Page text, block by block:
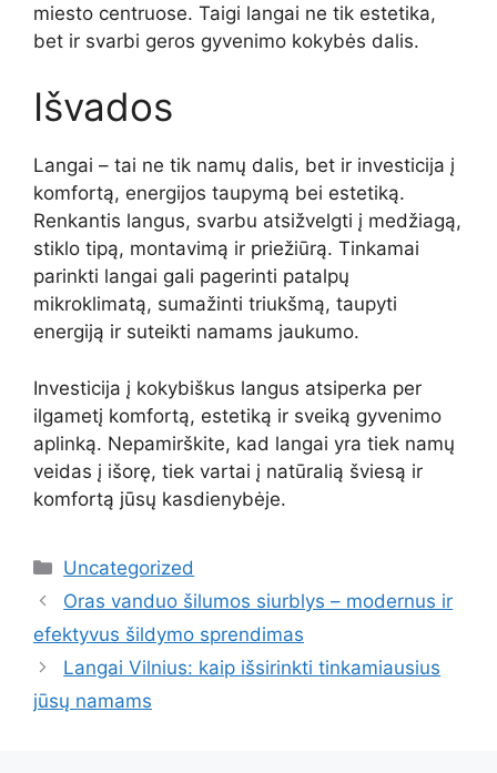
miesto centruose. Taigi langai ne tik estetika,
bet ir svarbi geros gyvenimo kokybės dalis.
Išvados
Langai – tai ne tik namų dalis, bet ir investicija į
komfortą, energijos taupymą bei estetiką.
Renkantis langus, svarbu atsižvelgti į medžiagą,
stiklo tipą, montavimą ir priežiūrą. Tinkamai
parinkti langai gali pagerinti patalpų
mikroklimatą, sumažinti triukšmą, taupyti
energiją ir suteikti namams jaukumo.
Investicija į kokybiškus langus atsiperka per
ilgametį komfortą, estetiką ir sveiką gyvenimo
aplinką. Nepamirškite, kad langai yra tiek namų
veidas į išorę, tiek vartai į natūralią šviesą ir
komfortą jūsų kasdienybėje.
Kategorijos
Uncategorized
Oras vanduo šilumos siurblys – modernus ir
efektyvus šildymo sprendimas
Langai Vilnius: kaip išsirinkti tinkamiausius
jūsų namams